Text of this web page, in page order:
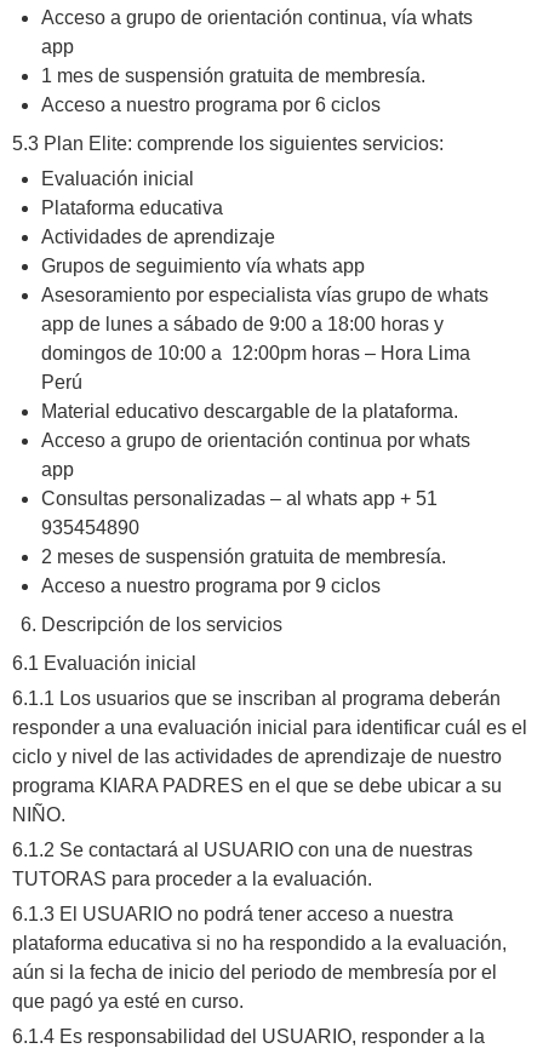
Acceso a grupo de orientación continua, vía whats
app
1 mes de suspensión gratuita de membresía.
Acceso a nuestro programa por 6 ciclos
5.3 Plan Elite: comprende los siguientes servicios:
Evaluación inicial
Plataforma educativa
Actividades de aprendizaje
Grupos de seguimiento vía whats app
Asesoramiento por especialista vías grupo de whats
app de lunes a sábado de 9:00 a 18:00 horas y
domingos de 10:00 a 12:00pm horas – Hora Lima
Perú
Material educativo descargable de la plataforma.
Acceso a grupo de orientación continua por whats
app
Consultas personalizadas – al whats app + 51
935454890
2 meses de suspensión gratuita de membresía.
Acceso a nuestro programa por 9 ciclos
Descripción de los servicios
6.1 Evaluación inicial
6.1.1 Los usuarios que se inscriban al programa deberán
responder a una evaluación inicial para identificar cuál es el
ciclo y nivel de las actividades de aprendizaje de nuestro
programa KIARA PADRES en el que se debe ubicar a su
NIÑO.
6.1.2 Se contactará al USUARIO con una de nuestras
TUTORAS para proceder a la evaluación.
6.1.3 El USUARIO no podrá tener acceso a nuestra
plataforma educativa si no ha respondido a la evaluación,
aún si la fecha de inicio del periodo de membresía por el
que pagó ya esté en curso.
6.1.4 Es responsabilidad del USUARIO, responder a la